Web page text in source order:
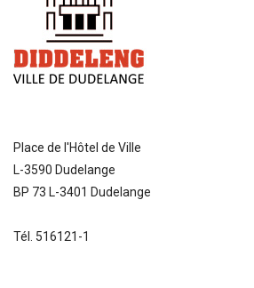
Place de l'Hôtel de Ville
L-3590 Dudelange
BP 73 L-3401 Dudelange
Tél. 516121-1